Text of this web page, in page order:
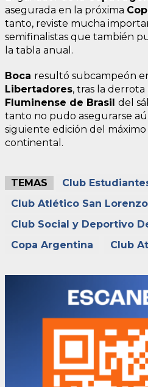
asegurada en la próxima
tanto, reviste mucha
semifinalistas que también
la tabla anual.
Boca resultó subcampeón
Libertadores, tras la derrota
Fluminense de Brasil del
tanto no pudo asegurarse
siguiente edición del máximo
continental.
TEMAS
Club
Club Atlético San
Club Social y Deportivo
Copa Argentina
Club